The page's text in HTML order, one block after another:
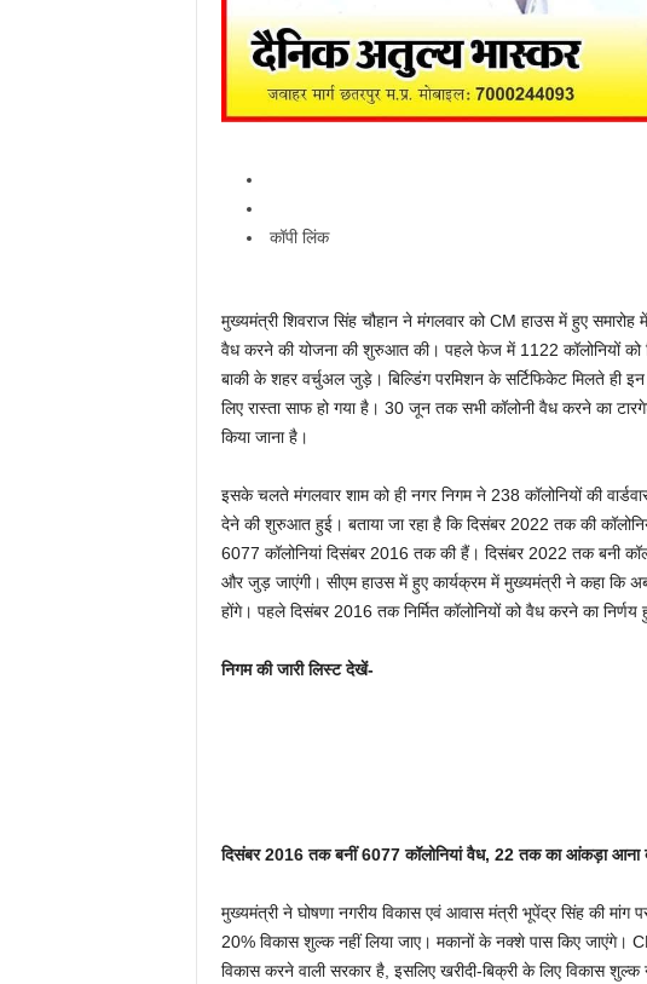
कॉपी लिंक
मुख्यमंत्री शिवराज सिंह चौहान ने मंगलवार को CM हाउस में हुए
वैध करने की योजना की शुरुआत की। पहले फेज में 1122 कॉलोनियों को
बाकी के शहर वर्चुअल जुड़े। बिल्डिंग परमिशन के सर्टिफिकेट मिलते ही
लिए रास्ता साफ हो गया है। 30 जून तक सभी कॉलोनी वैध करने का
किया जाना है।
इसके चलते मंगलवार शाम को ही नगर निगम ने 238 कॉलोनियों की
देने की शुरुआत हुई। बताया जा रहा है कि दिसंबर 2022 तक की
6077 कॉलोनियां दिसंबर 2016 तक की हैं। दिसंबर 2022 तक बनी
और जुड़ जाएंगी। सीएम हाउस में हुए कार्यक्रम में मुख्यमंत्री ने कहा कि
होंगे। पहले दिसंबर 2016 तक निर्मित कॉलोनियों को वैध करने का
निगम की जारी लिस्ट देखें-
दिसंबर 2016 तक बनीं 6077 कॉलोनियां वैध, 22 तक का आंकड़ा आना
मुख्यमंत्री ने घोषणा नगरीय विकास एवं आवास मंत्री भूपेंद्र सिंह की मांग
20% विकास शुल्क नहीं लिया जाए। मकानों के नक्शे पास किए जाएंगे।
विकास करने वाली सरकार है, इसलिए खरीदी-बिक्री के लिए विकास शुल्क